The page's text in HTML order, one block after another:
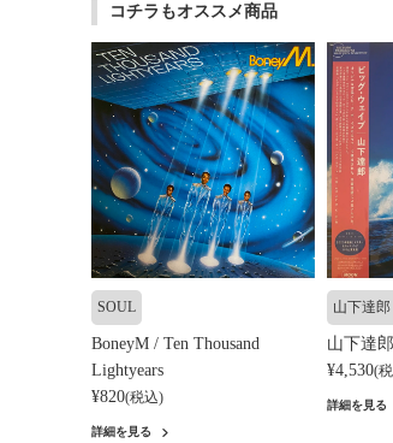
コチラもオススメ商品
SOUL
BoneyM / Ten Thousand
Lightyears
¥820(税込)
詳細を見る
山下達
山下達
¥4,530(
詳細を見る